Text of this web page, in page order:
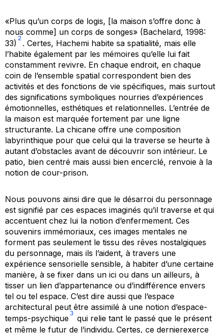
«Plus qu’un corps de logis, [la maison s’offre donc à
nous comme] un corps de songes» (Bachelard, 1998:
33)
2
. Certes, Hachemi habite sa spatialité, mais elle
l’habite également par les mémoires qu’elle lui fait
constamment revivre. En chaque endroit, en chaque
coin de l’ensemble spatial correspondent bien des
activités et des fonctions de vie spécifiques, mais surtout
des significations symboliques nourries d’expériences
émotionnelles, esthétiques et relationnelles. L’entrée de
la maison est marquée fortement par une ligne
structurante. La chicane offre une composition
labyrinthique pour que celui qui la traverse se heurte à
autant d’obstacles avant de découvrir son intérieur. Le
patio, bien centré mais aussi bien encerclé, renvoie à la
notion de cour-prison.
Nous pouvons ainsi dire que le désarroi du personnage
est signifié par ces espaces imaginés qu’il traverse et qui
accentuent chez lui la notion d’enfermement. Ces
souvenirs immémoriaux, ces images mentales ne
forment pas seulement le tissu des rêves nostalgiques
du personnage, mais ils l’aident, à travers une
expérience sensorielle sensible, à habiter d’une certaine
manière, à se fixer dans un ici ou dans un ailleurs, à
tisser un lien d’appartenance ou d’indifférence envers
tel ou tel espace. C’est dire aussi que l’espace
architectural peut être assimilé à une notion d’espace-
temps-psychique
3
qui relie tant le passé que le présent
et même le futur de l’individu. Certes, ce dernierexerce